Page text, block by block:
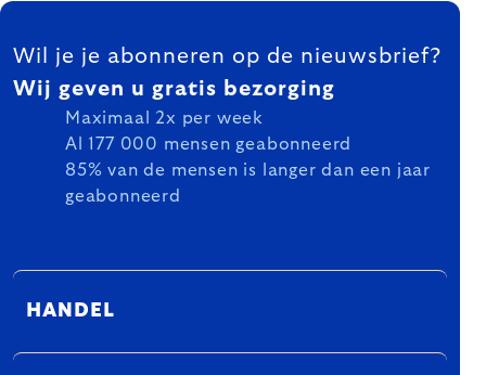
FOOTER
Wil je je abonneren op de nieuwsbrief?
Wij geven u gratis bezorging
Maximaal 2x per week
Al 177 000 mensen geabonneerd
85% van de mensen is langer dan een jaar
geabonneerd
HANDEL